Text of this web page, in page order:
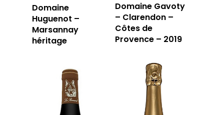
Domaine Gavoty
– Clarendon –
Côtes de
Provence – 2019
Domaine
Huguenot –
Marsannay
héritage